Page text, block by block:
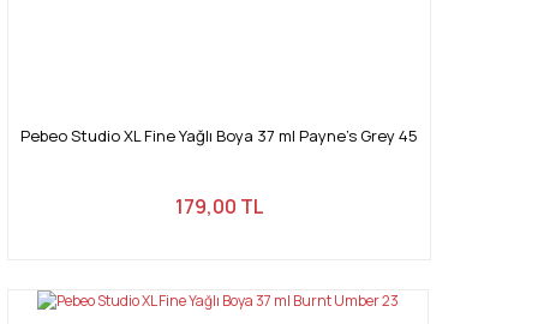
Pebeo Studio XL Fine Yağlı Boya 37 ml Payne's Grey 45
179,00 TL